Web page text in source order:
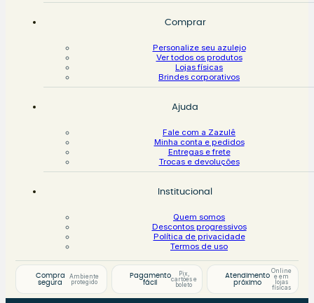
Comprar
Personalize seu azulejo
Ver todos os produtos
Lojas físicas
Brindes corporativos
Ajuda
Fale com a Zazulê
Minha conta e pedidos
Entregas e frete
Trocas e devoluções
Institucional
Quem somos
Descontos progressivos
Política de privacidade
Termos de uso
Compra
segura
Ambiente
protegido
Pagamento
fácil
Pix,
cartões e
boleto
Atendimento
próximo
Online
e em
lojas
físicas